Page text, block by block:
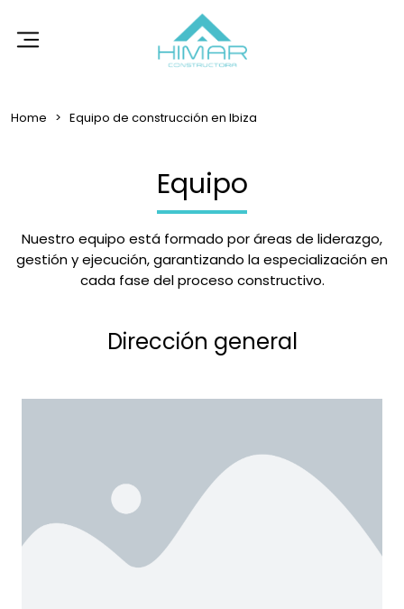
Home Equipo de construcción en Ibiza
Equipo
Nuestro equipo está formado por áreas de liderazgo,
gestión y ejecución, garantizando la especialización en
cada fase del proceso constructivo.
Dirección general